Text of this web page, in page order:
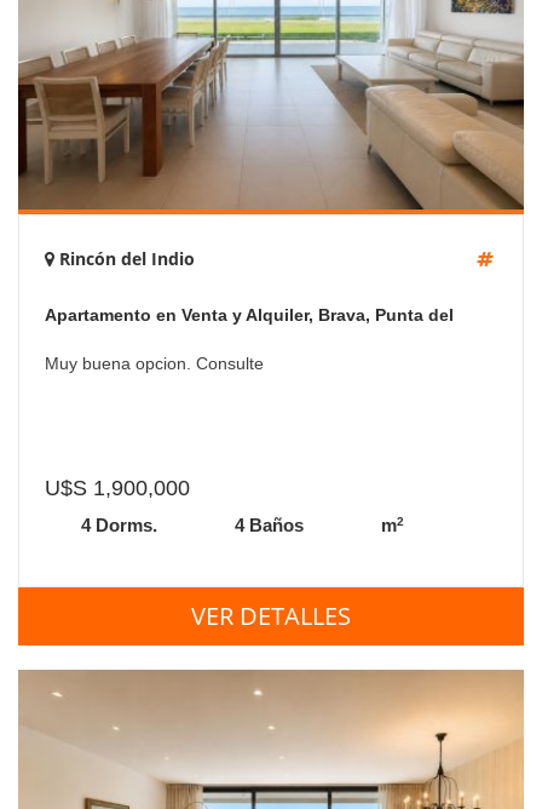
Rincón del Indio
Apartamento en Venta y Alquiler, Brava, Punta del
Este, 4 Dormitorios.
Muy buena opcion. Consulte
U$S 1,900,000
4 Dorms. 4 Baños m2
VER DETALLES